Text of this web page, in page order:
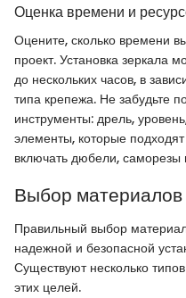
Оценка времени и
Оцените, сколько времени
проект. Установка зеркала
до нескольких часов, в
типа крепежа. Не забудьте
инструменты: дрель,
элементы, которые
включать дюбели,
Выбор материалов
Правильный выбор
надежной и безопасной
Существуют несколько
этих целей.